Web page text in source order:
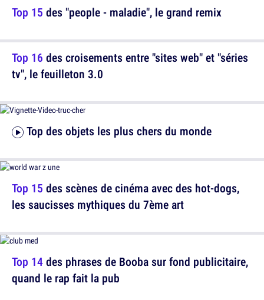
Top 15 des "people - maladie", le grand remix
Top des objets les plus chers du monde
Top 14des phrases de Booba sur fond publicitaire,
quand le rap fait la pub
Top 16 des croisements entre "sites web" et "séries
tv", le feuilleton 3.0
Top 15 des scènes de cinéma avec des hot-dogs,
les saucisses mythiques du 7ème art